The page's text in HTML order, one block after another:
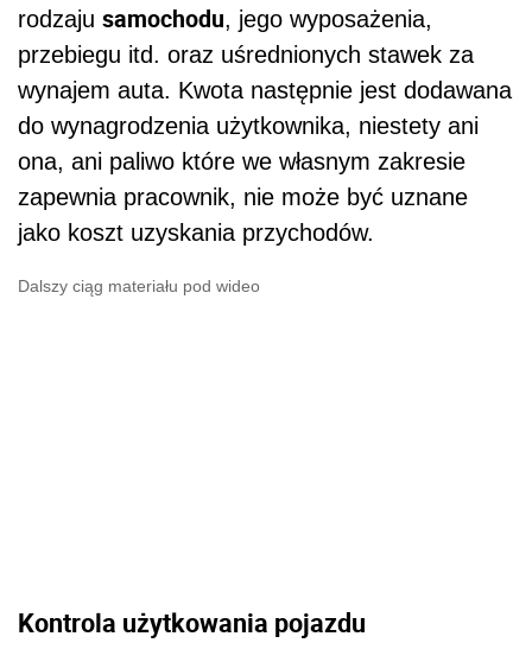
rodzaju samochodu, jego wyposażenia,
przebiegu itd. oraz uśrednionych stawek za
wynajem auta. Kwota następnie jest dodawana
do wynagrodzenia użytkownika, niestety ani
ona, ani paliwo które we własnym zakresie
zapewnia pracownik, nie może być uznane
jako koszt uzyskania przychodów.
Dalszy ciąg materiału pod wideo
Kontrola użytkowania pojazdu